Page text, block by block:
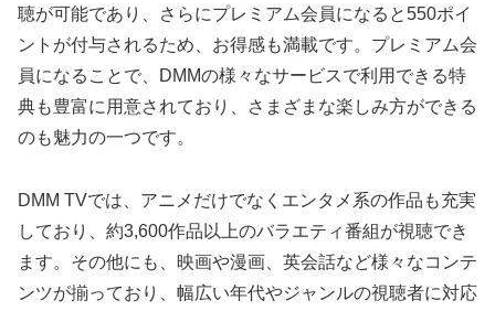
聴が可能であり、さらにプレミアム会員になると550ポイ
ントが付与されるため、お得感も満載です。プレミアム会
員になることで、DMMの様々なサービスで利用できる特
典も豊富に用意されており、さまざまな楽しみ方ができる
のも魅力の一つです。
DMM TVでは、アニメだけでなくエンタメ系の作品も充実
しており、約3,600作品以上のバラエティ番組が視聴でき
ます。その他にも、映画や漫画、英会話など様々なコンテ
ンツが揃っており、幅広い年代やジャンルの視聴者に対応